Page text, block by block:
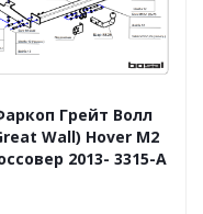
Грейт Волл
Wall) Hover M2
2013- 3315-A